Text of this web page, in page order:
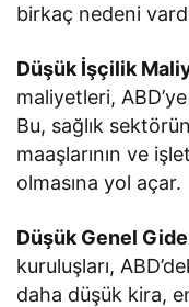
birkaç nedeni
Düşük İşçilik
maliyetleri,
Bu, sağlık
maaşlarının ve
olmasına yol açar.
Düşük Genel
kuruluşları,
daha düşük kira,